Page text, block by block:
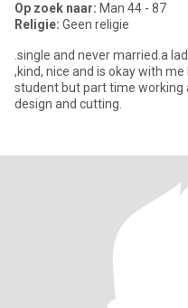
Op zoek naar: Man 44 - 87
Religie: Geen religie
.single and never married.a
,kind, nice and is okay with
student but part time working
design and cutting.